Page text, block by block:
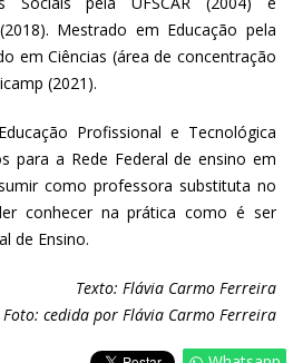
Mestrado em Educação pela
em Ciências (área de concentração
(2021).
Profissional e Tecnológica
para a Rede Federal de ensino em
como professora substituta no
conhecer na prática como é ser
de Ensino.
Texto: Flávia Carmo Ferreira
Foto: cedida por Flávia Carmo Ferreira